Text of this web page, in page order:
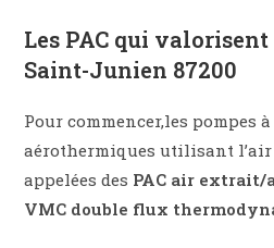
Les PAC qui
Saint-Junien 87200
Pour commencer,les pompes
aérothermiques utilisant
appelées des PAC air extrait/
VMC double flux